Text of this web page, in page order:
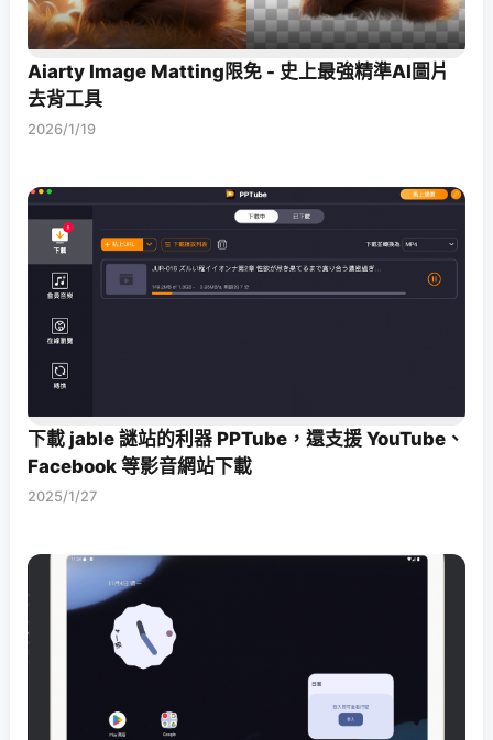
Aiarty Image Matting限免 - 史上最強精準AI圖片
去背工具
2026/1/19
下載 jable 謎站的利器 PPTube，還支援 YouTube、
Facebook 等影音網站下載
2025/1/27